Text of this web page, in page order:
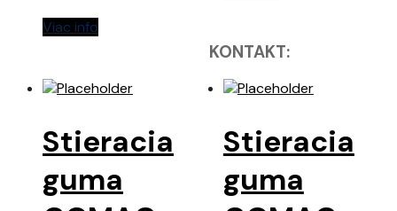
Viac info
Stieracia
guma
Stieracia
guma
KONTAKT: